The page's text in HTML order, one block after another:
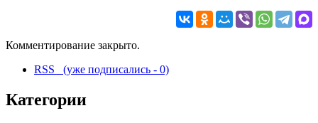
Комментирование закрыто.
RSS (уже подписались - 0)
Категории